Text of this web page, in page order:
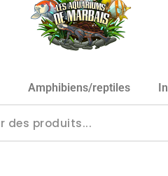
Amphibiens/reptiles